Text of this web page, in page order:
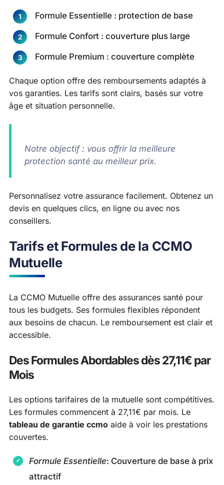
Formule Essentielle : protection de base
Formule Confort : couverture plus large
Formule Premium : couverture complète
Chaque option offre des remboursements adaptés à
vos garanties. Les tarifs sont clairs, basés sur votre
âge et situation personnelle.
Notre objectif : vous offrir la meilleure
protection santé au meilleur prix.
Personnalisez votre assurance facilement. Obtenez un
devis en quelques clics, en ligne ou avec nos
conseillers.
Tarifs et Formules de la CCMO
Mutuelle
La CCMO Mutuelle offre des assurances santé pour
tous les budgets. Ses formules flexibles répondent
aux besoins de chacun. Le remboursement est clair et
accessible.
Des Formules Abordables dès 27,11€ par
Mois
Les options tarifaires de la mutuelle sont compétitives.
Les formules commencent à 27,11€ par mois. Le
tableau de garantie ccmo aide à voir les prestations
couvertes.
Formule Essentielle: Couverture de base à prix
attractif